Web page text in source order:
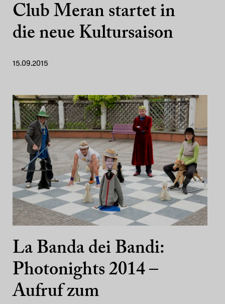
Club Meran startet in
die neue Kultursaison
15.09.2015
La Banda dei Bandi:
Photonights 2014 –
Aufruf zum